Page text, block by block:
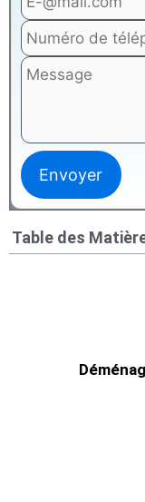
Table des